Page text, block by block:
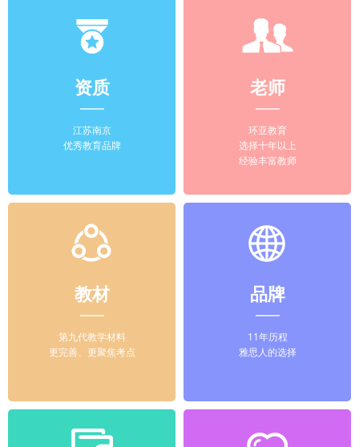
资质
江苏南京
优秀教育品牌
老师
环亚教育
选择十年以上
经验丰富教师
教材
第九代教学材料
更完善、更聚焦考点
品牌
11年历程
雅思人的选择